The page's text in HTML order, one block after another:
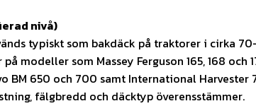
nivå)
typiskt som bakdäck på traktorer i cirka
modeller som Massey Ferguson 165, 168 och
BM 650 och 700 samt International Harvester
fälgbredd och däcktyp överensstämmer.